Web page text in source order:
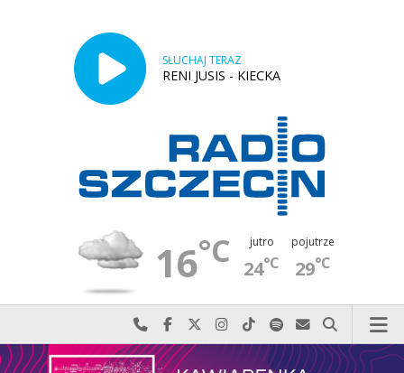
SŁUCHAJ TERAZ
RENI JUSIS - KIECKA
16°C jutro
24°C
pojutrze
29°C
Najlepiej po prostu do nas zadzwoń
Odwiedź nas na Facebook-u
Odwiedź nas na X
Odwiedź nas na Instagram-ie
Odwiedź nas na TikTok-u
Szukaj nas na Spotify
Wyślij do nas
Szukaj